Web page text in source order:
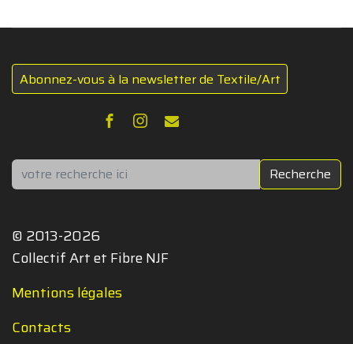
Abonnez-vous à la newsletter de Textile/Art
Rechercher Recherche
© 2013-2026
Collectif Art et Fibre NJF
Mentions légales
Contacts